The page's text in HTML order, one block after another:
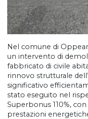
Nel comune di
un intervento di
fabbricato di civile
rinnovo strutturale
significativo
stato eseguito nel
Superbonus 110%,
prestazioni